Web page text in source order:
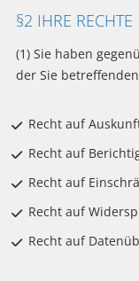
§2 IHRE RECHTE
(1) Sie haben
der Sie
Recht auf
Recht auf
Recht auf
Recht auf
Recht auf